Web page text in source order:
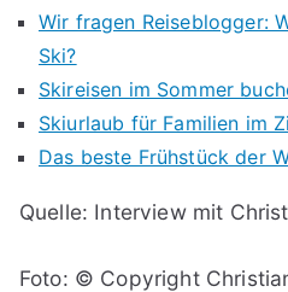
Wir fragen Reiseblogger:
Ski?
Skireisen im Sommer
Skiurlaub für Familien im
Das beste Frühstück der
Quelle: Interview mit
Foto: © Copyright